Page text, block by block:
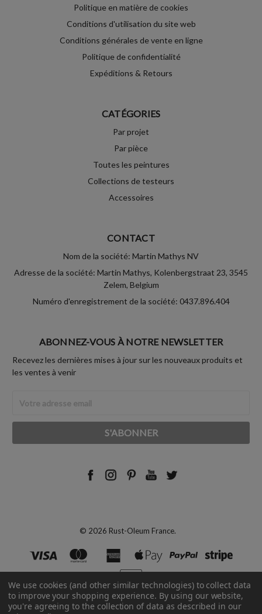
Politique en matière de cookies
Conditions d'utilisation du site web
Conditions générales de vente en ligne
Politique de confidentialité
Expéditions & Retours
CATÉGORIES
Par projet
Par pièce
Toutes les peintures
Collections de testeurs
Accessoires
CONTACT
Nom de la société: Martin Mathys NV
Adresse de la société: Martin Mathys, Kolenbergstraat 23, 3545
Zelem, Belgium
Numéro d'enregistrement de la société: 0437.896.404
ABONNEZ-VOUS À NOTRE NEWSLETTER
Recevez les dernières mises à jour sur les nouveaux produits et
les ventes à venir
Email
© 2026 Rust-Oleum France.
We use cookies (and other similar technologies) to collect data
to improve your shopping experience. By using our website,
you're agreeing to the collection of data as described in our